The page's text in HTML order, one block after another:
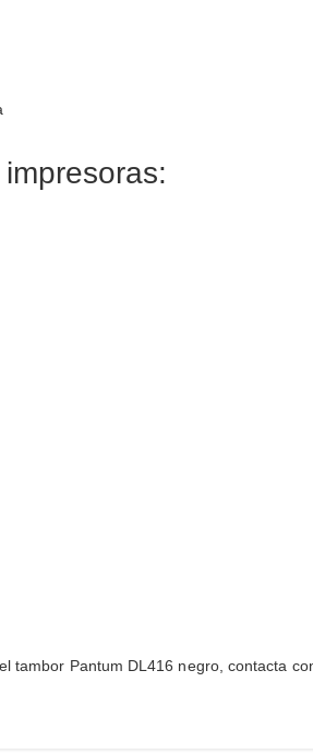
tambor Pantum DL416 negro, contacta